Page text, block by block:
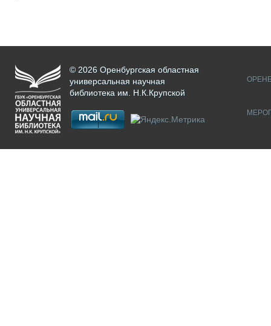
© 2026 Оренбургская областная
универсальная научная
библиотека им. Н.К.Крупской